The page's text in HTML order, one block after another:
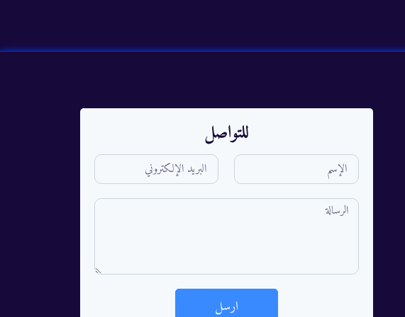
للتواصل
ارسل